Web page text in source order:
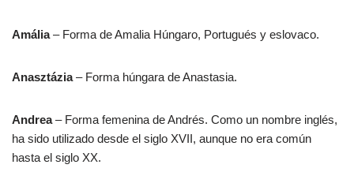
Amália– Forma de Amalia Húngaro, Portugués y eslovaco.
Anasztázia– Forma húngara de Anastasia.
Andrea– Forma femenina de Andrés. Como un nombre inglés,
ha sido utilizado desde el siglo XVII, aunque no era común
hasta el siglo XX.